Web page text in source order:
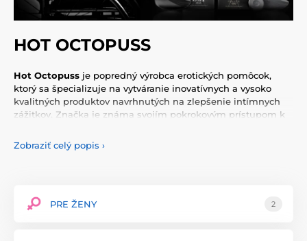
HOT OCTOPUSS
Hot Octopuss je popredný výrobca erotických pomôcok,
ktorý sa špecializuje na vytváranie inovatívnych a vysoko
kvalitných produktov navrhnutých na zlepšenie intímnych
zážitkov. Značka je známa svojím pokrokovým prístupom k
jedinečné a účinné pomôcky.
zaručuje bezpečnosť a pohodlie počas používania. Každý
Zobraziť celý popis ›
PRE ŽENY 2